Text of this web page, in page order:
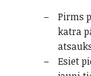
Pirms
katra
Esiet